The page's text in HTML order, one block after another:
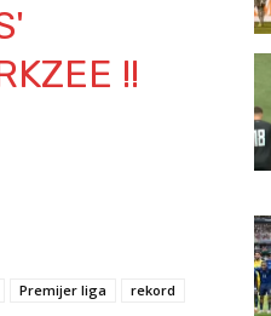
!!
Premijer liga
rekord